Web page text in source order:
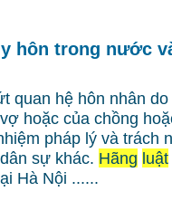
hôn trong nước
quan hệ hôn nhân
hoặc của chồng
pháp lý và trách
sự khác. Hãng luật
Hà Nội ......